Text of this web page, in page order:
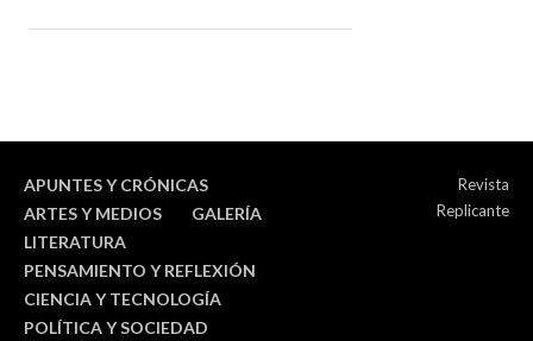
APUNTES Y CRÓNICAS
ARTES Y MEDIOS
GALERÍA
LITERATURA
PENSAMIENTO Y REFLEXIÓN
CIENCIA Y TECNOLOGÍA
POLÍTICA Y SOCIEDAD
Revista
Replicante